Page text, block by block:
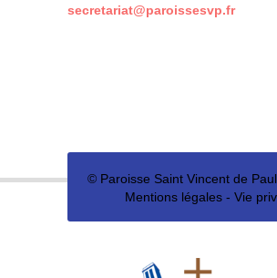
secretariat@paroissesvp.fr
© Paroisse Saint Vincent de
Mentions légales- Vie